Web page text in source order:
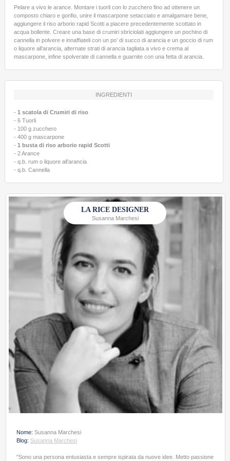
Pelare a vivo le arance. Montare i tuorli con lo zucchero fino ad ottenere un
composto chiaro e gonfio, unire il mascarpone setacciato e amalgamare bene,
aggiungere il riso arborio rapid Scotti a piacere precedentemente scottato in
acqua bollente. Creare una base di crumiri sbriciolati aggiungere un pochino di
cannella in polvere e innaffiateli con un po’ di succo di arancia e un goccio di rum
o liquore all’arancia, alternate strati di arancia tagliata a vivo e crema al
mascarpone, infine spolverate di cannella e guarnite con una fetta di arancia.
INGREDIENTI
-1 scatola di Crumiri di riso
- 6 Tuorli
- 100 g zucchero
- 400 g mascarpone
-1 busta di riso arborio rapid Scotti
- 2 Arance
- q.b. rum o liquore all’arancia
- q.b. Cannella
LA RICE DESIGNER
Susanna Marchesi
Nome:Susanna Marchesi
Blog: Susanna Marchesi
"Sono una persona entusiasta e sempre ispirata da nuove idee. Metto passione